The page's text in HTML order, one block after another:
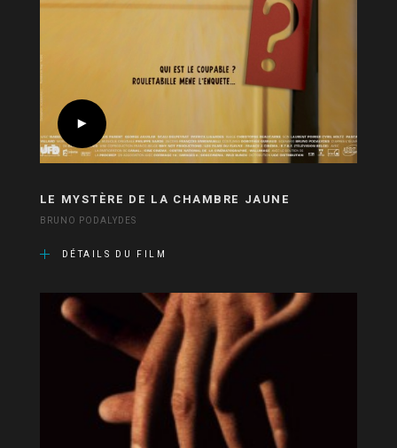
LE MYSTÈRE DE LA CHAMBRE JAUNE
BRUNO PODALYDES
DÉTAILS DU FILM